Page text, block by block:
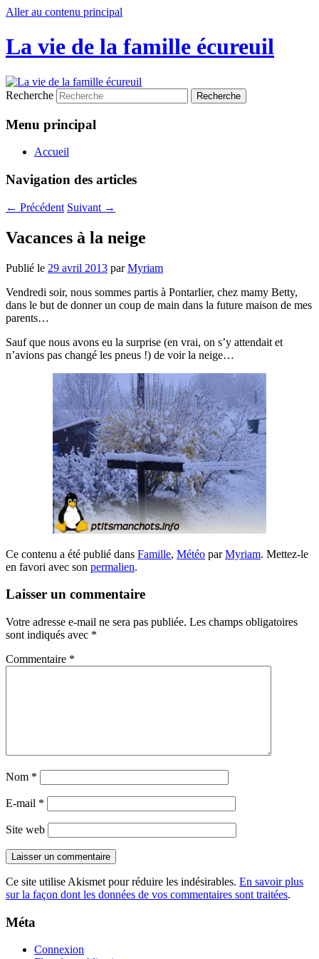
Aller au contenu principal
La vie de la famille écureuil
Recherche
Menu principal
Accueil
Navigation des articles
← Précédent Suivant →
Vacances à la neige
Publié le 29 avril 2013 parMyriam
Vendredi soir, nous sommes partis à Pontarlier, chez mamy Betty,
dans le but de donner un coup de main dans la future maison de mes
parents…
Sauf que nous avons eu la surprise (en vrai, on s’y attendait et
n’avions pas changé les pneus !) de voir la neige…
Ce contenu a été publié dans Famille, Météo parMyriam. Mettez-le
en favori avec son permalien.
Laisser un commentaire
Votre adresse e-mail ne sera pas publiée. Les champs obligatoires
sont indiqués avec *
Commentaire *
Nom *
E-mail *
Site web
Ce site utilise Akismet pour réduire les indésirables. En savoir plus
sur la façon dont les données de vos commentaires sont traitées.
Méta
Connexion